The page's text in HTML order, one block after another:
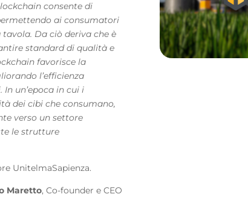
consente di
ai consumatori
Da ciò deriva che è
standard di qualità e
favorisce la
l’efficienza
un’epoca in cui i
dei cibi che consumano,
verso un settore
le strutture
UnitelmaSapienza.
Maretto, Co-founder e CEO